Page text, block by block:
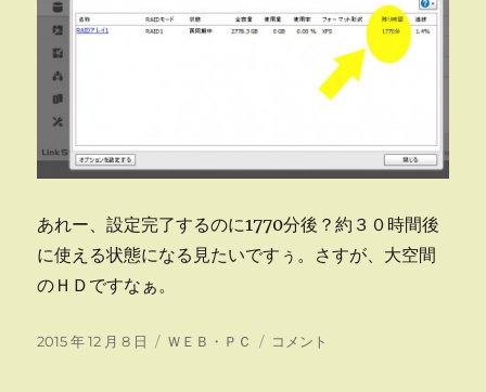
あれー、設定完了するのに1770分後？約３０時間後
に使える状態になる見たいですぅ。さすが、大空間
のＨＤですなぁ。
投
2015 年 12 月 8 日
カ
ＷＥＢ・ＰＣ
NAS
コメント